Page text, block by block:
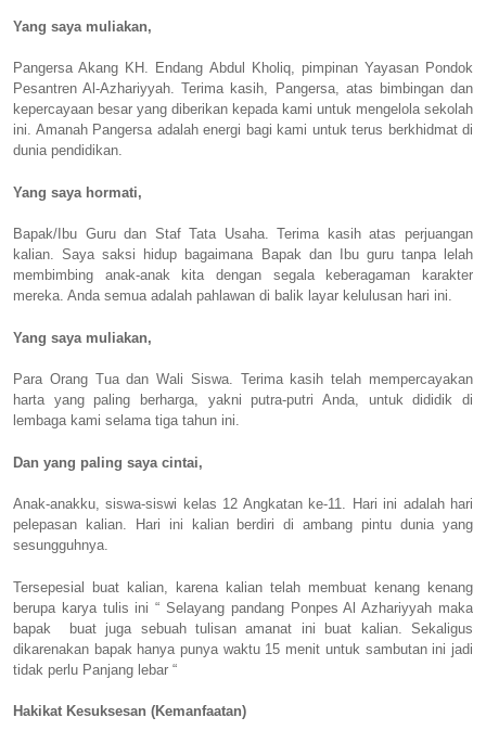
Yang saya muliakan,
Pangersa Akang KH. Endang Abdul Kholiq, pimpinan Yayasan Pondok
Pesantren Al-Azhariyyah. Terima kasih, Pangersa, atas bimbingan dan
kepercayaan besar yang diberikan kepada kami untuk mengelola sekolah
ini. Amanah Pangersa adalah energi bagi kami untuk terus berkhidmat di
dunia pendidikan.
Yang saya hormati,
Bapak/Ibu Guru dan Staf Tata Usaha. Terima kasih atas perjuangan
kalian. Saya saksi hidup bagaimana Bapak dan Ibu guru tanpa lelah
membimbing anak-anak kita dengan segala keberagaman karakter
mereka. Anda semua adalah pahlawan di balik layar kelulusan hari ini.
Yang saya muliakan,
Para Orang Tua dan Wali Siswa. Terima kasih telah mempercayakan
harta yang paling berharga, yakni putra-putri Anda, untuk dididik di
lembaga kami selama tiga tahun ini.
Dan yang paling saya cintai,
Anak-anakku, siswa-siswi kelas 12 Angkatan ke-11. Hari ini adalah hari
pelepasan kalian. Hari ini kalian berdiri di ambang pintu dunia yang
sesungguhnya.
Tersepesial buat kalian, karena kalian telah membuat kenang kenang
berupa karya tulis ini “ Selayang pandang Ponpes Al Azhariyyah maka
bapak
buat juga sebuah tulisan amanat ini buat kalian. Sekaligus
dikarenakan bapak hanya punya waktu 15 menit untuk sambutan ini jadi
tidak perlu Panjang lebar “
Hakikat Kesuksesan (Kemanfaatan)